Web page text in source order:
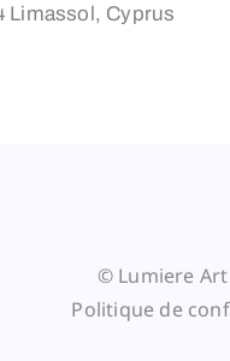
Limassol, Cyprus
© Lumiere
Politique de